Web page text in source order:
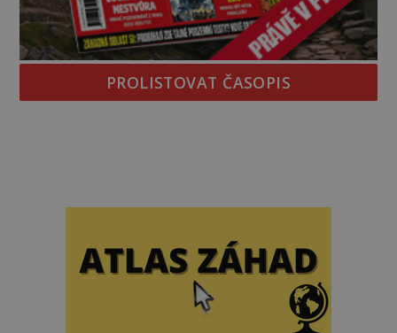
PROLISTOVAT ČASOPIS